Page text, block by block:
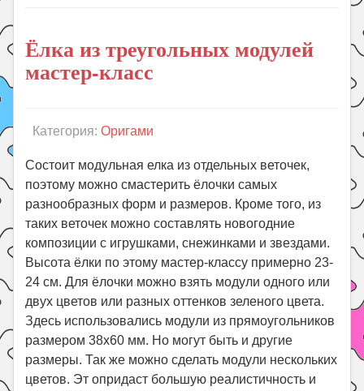
Книги
Рукоделие
Уроки
Праздники
Психология
Летом!
Поиск
Ёлка из треугольных модулей
мастер-класс
Категория:Оригами
Состоит модульная елка из отдельных веточек,
поэтому можно смастерить ёлочки самых
разнообразных форм и размеров. Кроме того, из
таких веточек можно составлять новогодние
композиции с игрушками, снежинками и звездами.
Высота ёлки по этому мастер-классу примерно 23-
24 см. Для ёлочки можно взять модули одного или
двух цветов или разных оттенков зеленого цвета.
Здесь использовались модули из прямоугольников
размером 38х60 мм. Но могут быть и другие
размеры. Так же можно сделать модули нескольких
цветов. Эт опридаст большую реалистичность и